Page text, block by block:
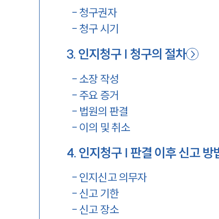
- 청구권자
- 청구 시기
3. 인지청구 | 청구의 절차
- 소장 작성
- 주요 증거
- 법원의 판결
- 이의 및 취소
4. 인지청구 | 판결 이후 신고 방
- 인지신고 의무자
- 신고 기한
- 신고 장소